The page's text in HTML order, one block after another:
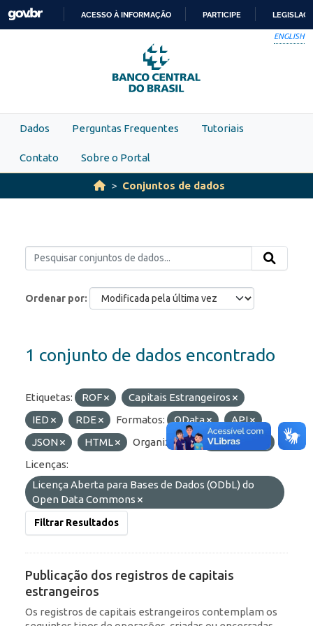
Skip to main content
PARA
O
CONTEÚDO
ACESSO À INFORMAÇÃO PARTICIPE
ENGLISH
Dados Perguntas Frequentes Tutoriais
Contato Sobre o Portal
Conjuntos de dados
Ordenar por
1 conjunto de dados encontrado
Etiquetas: ROF
Capitais Estrangeiros
IED
RDE Formatos: OData
API
JSON
HTML Organizações:
BCB/Dstat
Licenças:
Licença Aberta para Bases de Dados (ODbL) do
Open Data Commons
Filtrar Resultados
Publicação dos registros de capitais
estrangeiros
Os registros de capitais estrangeiros contemplam os